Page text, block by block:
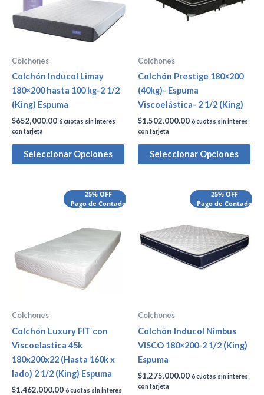
Colchones
Colchón Inducol Limay
180×200 hasta 100 kg-2 1/2
(King) Espuma
$652,000.00 6 cuotas sin interes
con tarjeta
Seleccionar Opciones
Colchones
Colchón Prestige 180×200
(40kg)- Espuma
Viscoelástica- 2 1/2 (King)
$1,502,000.00 6 cuotas sin interes
con tarjeta
Seleccionar Opciones
25% OFF
Pago de Contado
Colchones
Colchón Luxury FIT con
Viscoelastica 45k
180x200x22 (Hasta 160k x
lado) 2 1/2 (King) Espuma
$1,462,000.00 6 cuotas sin interes
25% OFF
Pago de Contado
Colchones
Colchón Inducol Nimbus
VISCO 180×200-2 1/2 (King)
Espuma
$1,275,000.00 6 cuotas sin interes
con tarjeta